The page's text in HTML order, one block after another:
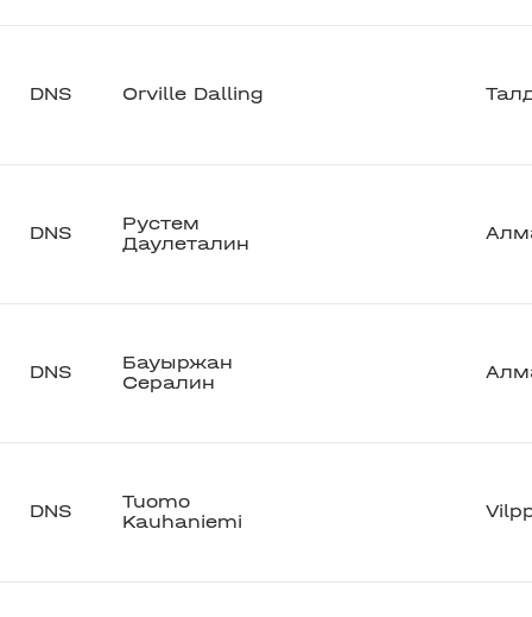
DNS Orville Dalling
DNS
Рустем
Даулеталин
DNS
Бауыржан
Сералин
DNS
Tuomo
Kauhaniemi